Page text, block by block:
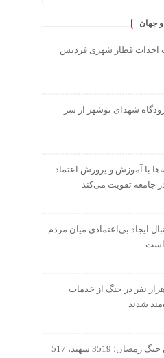
جهان
احداث قطار شهری فردیس
شهدای نوشهر از سر
با آموزش و پرورش اعتماد
جامعه تقویت می‌کند
ایجاد بی‌اعتمادی میان مردم
است
بیش از 20 هزار نفر در جنگ از خدمات
شدند
آمار شهدای جنگ رمضان؛ 3519 شهید، 517